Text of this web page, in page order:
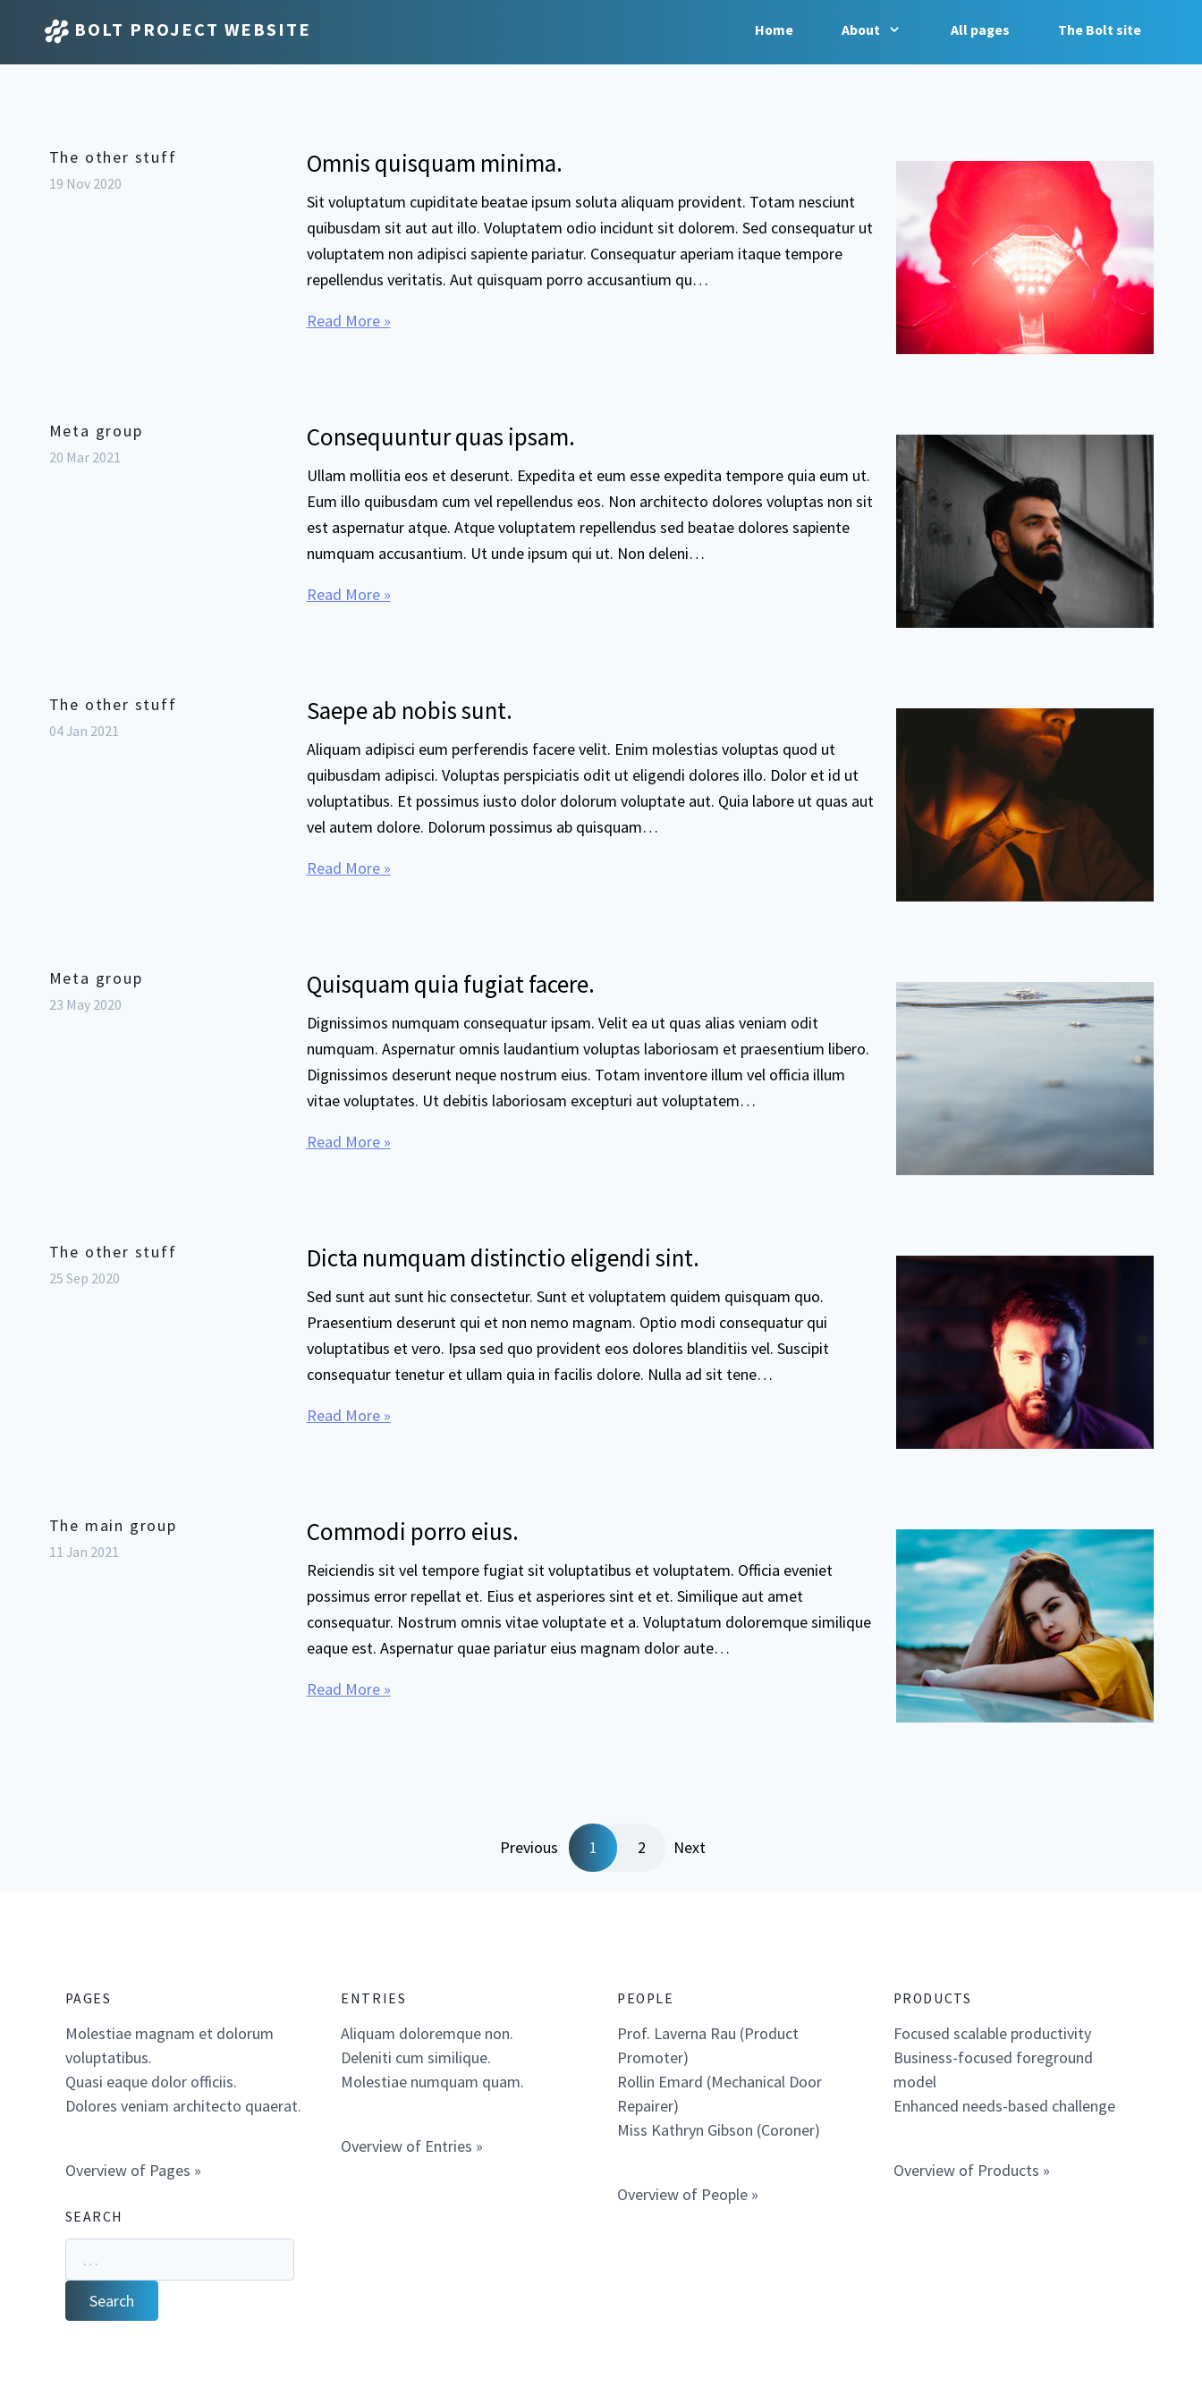
BOLT PROJECT WEBSITE Home About All pages The Bolt site
The other stuff
19 Nov 2020
Omnis quisquam minima.
Sit voluptatum cupiditate beatae ipsum soluta aliquam provident. Totam nesciunt
quibusdam sit aut aut illo. Voluptatem odio incidunt sit dolorem. Sed consequatur ut
voluptatem non adipisci sapiente pariatur. Consequatur aperiam itaque tempore
repellendus veritatis. Aut quisquam porro accusantium qu…
Read More »
Meta group
20 Mar 2021
Consequuntur quas ipsam.
Ullam mollitia eos et deserunt. Expedita et eum esse expedita tempore quia eum ut.
Eum illo quibusdam cum vel repellendus eos. Non architecto dolores voluptas non sit
est aspernatur atque. Atque voluptatem repellendus sed beatae dolores sapiente
numquam accusantium. Ut unde ipsum qui ut. Non deleni…
Read More »
The other stuff
04 Jan 2021
Saepe ab nobis sunt.
Aliquam adipisci eum perferendis facere velit. Enim molestias voluptas quod ut
quibusdam adipisci. Voluptas perspiciatis odit ut eligendi dolores illo. Dolor et id ut
voluptatibus. Et possimus iusto dolor dolorum voluptate aut. Quia labore ut quas aut
vel autem dolore. Dolorum possimus ab quisquam…
Read More »
Meta group
23 May 2020
Quisquam quia fugiat facere.
Dignissimos numquam consequatur ipsam. Velit ea ut quas alias veniam odit
numquam. Aspernatur omnis laudantium voluptas laboriosam et praesentium libero.
Dignissimos deserunt neque nostrum eius. Totam inventore illum vel officia illum
vitae voluptates. Ut debitis laboriosam excepturi aut voluptatem…
Read More »
The other stuff
25 Sep 2020
Dicta numquam distinctio eligendi sint.
Sed sunt aut sunt hic consectetur. Sunt et voluptatem quidem quisquam quo.
Praesentium deserunt qui et non nemo magnam. Optio modi consequatur qui
voluptatibus et vero. Ipsa sed quo provident eos dolores blanditiis vel. Suscipit
consequatur tenetur et ullam quia in facilis dolore. Nulla ad sit tene…
Read More »
The main group
11 Jan 2021
Commodi porro eius.
Reiciendis sit vel tempore fugiat sit voluptatibus et voluptatem. Officia eveniet
possimus error repellat et. Eius et asperiores sint et et. Similique aut amet
consequatur. Nostrum omnis vitae voluptate et a. Voluptatum doloremque similique
eaque est. Aspernatur quae pariatur eius magnam dolor aute…
Read More »
Previous 1 2 Next
PAGES
Molestiae magnam et dolorum
voluptatibus.
Quasi eaque dolor officiis.
Dolores veniam architecto quaerat.
Overview of Pages »
ENTRIES
Aliquam doloremque non.
Deleniti cum similique.
Molestiae numquam quam.
Overview of Entries »
PEOPLE
Prof. Laverna Rau (Product
Promoter)
Rollin Emard (Mechanical Door
Repairer)
Miss Kathryn Gibson (Coroner)
Overview of People »
PRODUCTS
Focused scalable productivity
Business-focused foreground
model
Enhanced needs-based challenge
Overview of Products »
SEARCH
Search